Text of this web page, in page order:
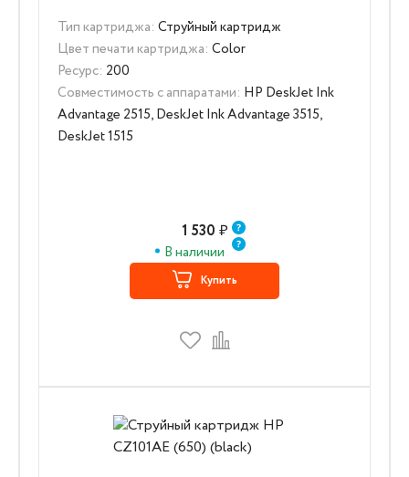
Тип картриджа: Струйный картридж
Цвет печати картриджа: Color
Ресурс: 200
Совместимость с аппаратами: HP DeskJet Ink
Advantage 2515, DeskJet Ink Advantage 3515,
DeskJet 1515
1 530 ₽
В наличии
Купить